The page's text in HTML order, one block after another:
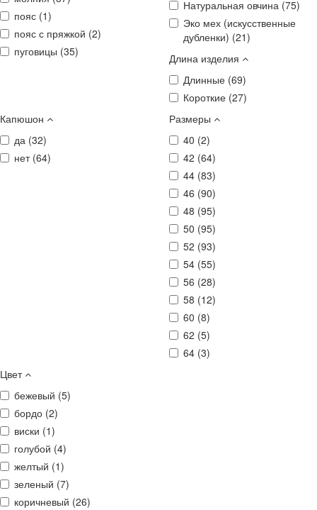
пояс (1)
пояс с пряжкой (2)
пуговицы (35)
Натуральная овчина (75)
Эко мех (искусственные
дубленки) (21)
Длина изделия
Длинные (69)
Короткие (27)
Капюшон
да (32)
нет (64)
Размеры
40 (2)
42 (64)
44 (83)
46 (90)
48 (95)
50 (95)
52 (93)
54 (55)
56 (28)
58 (12)
60 (8)
62 (5)
64 (3)
Цвет
бежевый (5)
бордо (2)
виски (1)
голубой (4)
желтый (1)
зеленый (7)
коричневый (26)